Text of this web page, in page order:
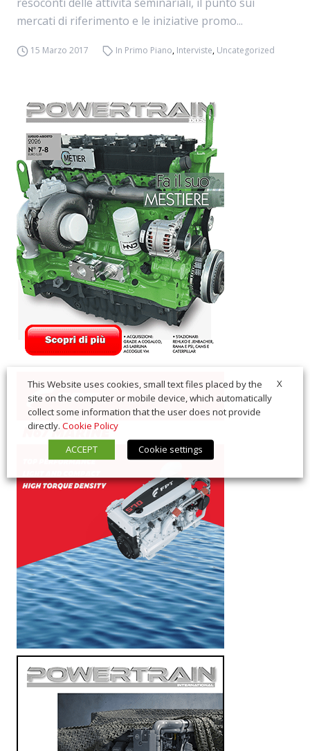
mercati di riferimento e le iniziative promo...
15 Marzo 2017 In Primo Piano, Interviste, Uncategorized
X
This Website uses cookies, small text files placed by the
site on the computer or mobile device, which automatically
collect some information that the user does not provide
directly. Cookie Policy
ACCEPT
Cookie settings